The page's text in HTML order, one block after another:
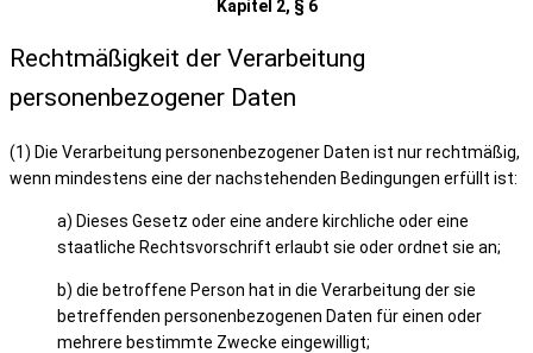
Kapitel 2, § 6
Rechtmäßigkeit der Verarbeitung
personenbezogener Daten
(1) Die Verarbeitung personenbezogener Daten ist nur rechtmäßig,
wenn mindestens eine der nachstehenden Bedingungen erfüllt ist:
a) Dieses Gesetz oder eine andere kirchliche oder eine
staatliche Rechtsvorschrift erlaubt sie oder ordnet sie an;
b) die betroffene Person hat in die Verarbeitung der sie
betreffenden personenbezogenen Daten für einen oder
mehrere bestimmte Zwecke eingewilligt;